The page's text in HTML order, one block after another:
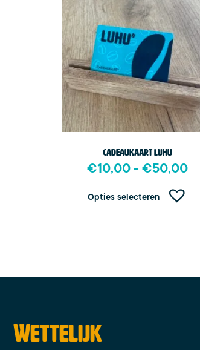
Cadeaukaart Luhu
€10,00 - €50,00
Opties selecteren
Wettelijk